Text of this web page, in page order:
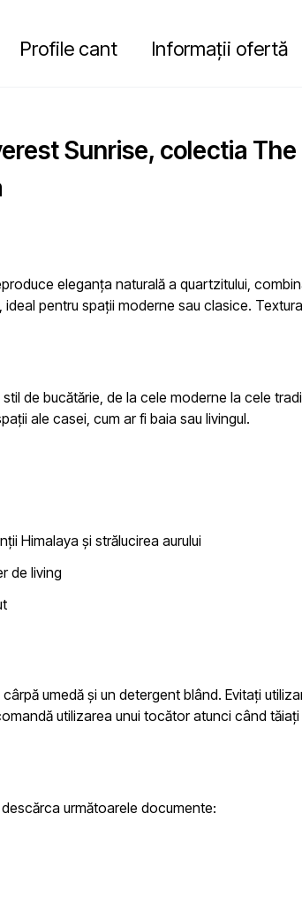
Profile cant Informații ofertă
Sunrise, colectia
eleganța naturală a quartzitului,
, ideal pentru spații moderne sau clasice.
de bucătărie, de la cele moderne la cele
ale casei, cum ar fi baia sau livingul.
Himalaya și strălucirea aurului
de living
umedă și un detergent blând. Evitați
utilizarea unui tocător atunci când
următoarele documente: